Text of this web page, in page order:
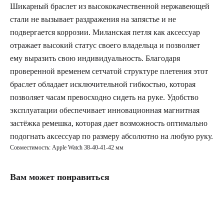
Шикарный браслет из высококачественной нержавеющей
стали не вызывает раздражения на запястье и не
подвергается коррозии. Миланская петля как аксессуар
отражает высокий статус своего владельца и позволяет
ему выразить свою индивидуальность. Благодаря
проверенной временем сетчатой структуре плетения этот
браслет обладает исключительной гибкостью, которая
позволяет часам превосходно сидеть на руке. Удобство
эксплуатации обеспечивает инновационная магнитная
застёжка ремешка, которая дает возможность оптимально
подогнать аксессуар по размеру абсолютно на любую руку.
Совместимость: Apple Watch 38-40-41-42 мм
Вам может понравиться